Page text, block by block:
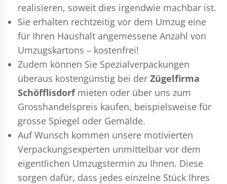
realisieren, soweit dies irgendwie machbar ist.
Sie erhalten rechtzeitig vor dem Umzug eine
für Ihren Haushalt angemessene Anzahl von
Umzugskartons – kostenfrei!
Zudem können Sie Spezialverpackungen
überaus kostengünstig bei der Zügelfirma
Schöfflisdorfmieten oder über uns zum
Grosshandelspreis kaufen, beispielsweise für
grosse Spiegel oder Gemälde.
Auf Wunsch kommen unsere motivierten
Verpackungsexperten unmittelbar vor dem
eigentlichen Umzugstermin zu Ihnen. Diese
sorgen dafür, dass jedes einzelne Stück Ihres